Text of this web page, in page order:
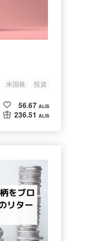
米国株 投資
56.67 ALIS
236.51 ALIS